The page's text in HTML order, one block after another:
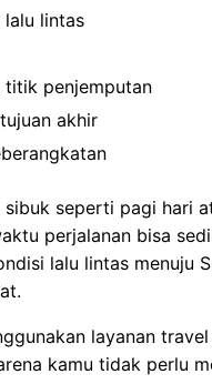
lalu lintas
titik penjemputan
akhir
sibuk seperti pagi hari
perjalanan bisa
lalu lintas menuju
layanan
kamu tidak perlu